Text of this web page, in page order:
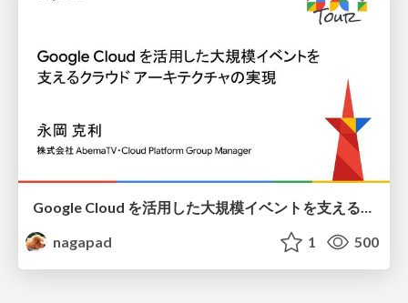
Google Cloud を活用した大規模イベントを支えるクラウドアーキテクチャの実現
nagapad
1 500